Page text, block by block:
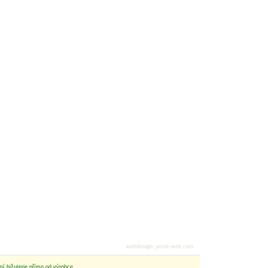
bižuterie přímo od výrobce
webdesign: jezek-web.com